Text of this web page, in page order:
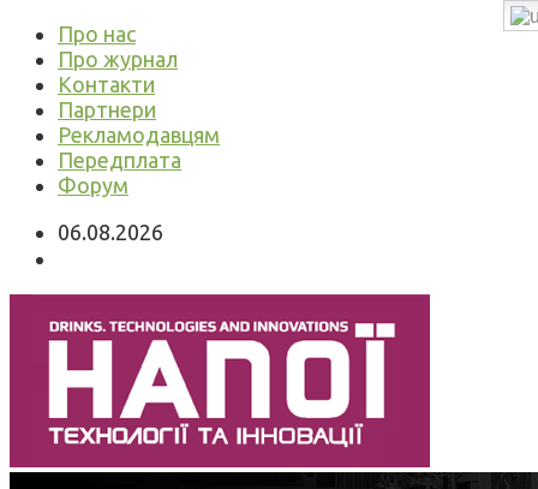
Про нас
Про журнал
Контакти
Партнери
Рекламодавцям
Передплата
Форум
06.08.2026